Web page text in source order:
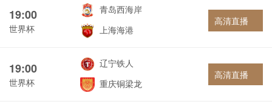
19:00
世界杯
青岛西海岸
上海海港
高清直播
19:00
世界杯
辽宁铁人
重庆铜梁龙
高清直播